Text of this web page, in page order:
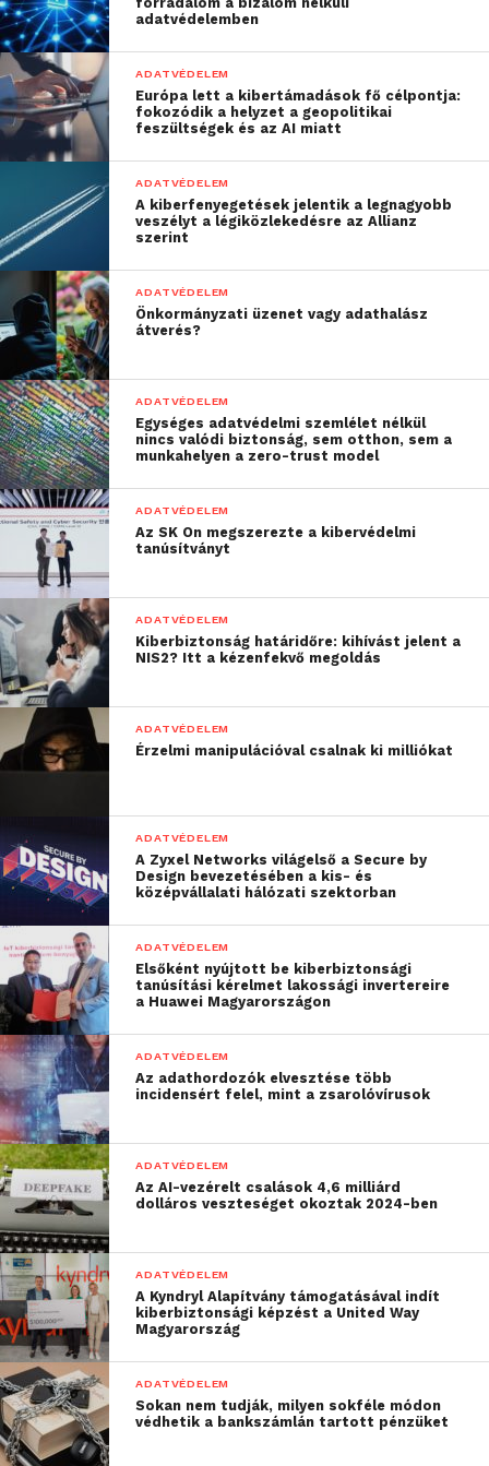
adatvédelemben
ADATVÉDELEM
Európa lett a kibertámadások fő célpontja:
fokozódik a helyzet a geopolitikai
feszültségek és az AI miatt
ADATVÉDELEM
A kiberfenyegetések jelentik a legnagyobb
veszélyt a légiközlekedésre az Allianz
szerint
ADATVÉDELEM
Önkormányzati üzenet vagy adathalász
átverés?
ADATVÉDELEM
Egységes adatvédelmi szemlélet nélkül
nincs valódi biztonság, sem otthon, sem a
munkahelyen a zero-trust model
ADATVÉDELEM
Az SK On megszerezte a kibervédelmi
tanúsítványt
ADATVÉDELEM
Kiberbiztonság határidőre: kihívást jelent a
NIS2? Itt a kézenfekvő megoldás
ADATVÉDELEM
Érzelmi manipulációval csalnak ki milliókat
ADATVÉDELEM
A Zyxel Networks világelső a Secure by
Design bevezetésében a kis- és
középvállalati hálózati szektorban
ADATVÉDELEM
Elsőként nyújtott be kiberbiztonsági
tanúsítási kérelmet lakossági invertereire
a Huawei Magyarországon
ADATVÉDELEM
Az adathordozók elvesztése több
incidensért felel, mint a zsarolóvírusok
ADATVÉDELEM
Az AI-vezérelt csalások 4,6 milliárd
dolláros veszteséget okoztak 2024-ben
ADATVÉDELEM
A Kyndryl Alapítvány támogatásával indít
kiberbiztonsági képzést a United Way
Magyarország
ADATVÉDELEM
Sokan nem tudják, milyen sokféle módon
védhetik a bankszámlán tartott pénzüket